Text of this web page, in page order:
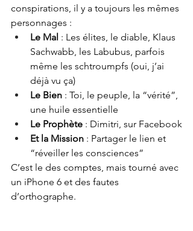
conspirations, il y a toujours les mêmes
personnages :
Le Mal : Les élites, le diable, Klaus
Sachwabb, les Labubus, parfois
même les schtroumpfs (oui, j’ai
déjà vu ça)
Le Bien : Toi, le peuple, la “vérité”,
une huile essentielle
Le Prophète : Dimitri, sur Facebook
Et la Mission : Partager le lien et
“réveiller les consciences”
C’est le des comptes, mais tourné avec
un iPhone 6 et des fautes
d’orthographe.